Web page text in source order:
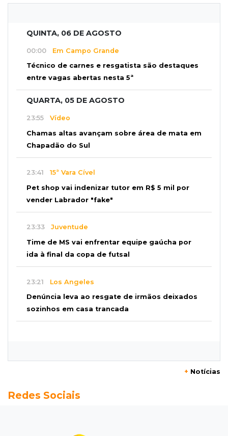
QUINTA, 06 DE AGOSTO
00:00 Em Campo Grande
Técnico de carnes e resgatista são destaques
entre vagas abertas nesta 5ª
QUARTA, 05 DE AGOSTO
23:55 Vídeo
Chamas altas avançam sobre área de mata em
Chapadão do Sul
23:41 15ª Vara Cível
Pet shop vai indenizar tutor em R$ 5 mil por
vender Labrador "fake"
23:33 Juventude
Time de MS vai enfrentar equipe gaúcha por
ida à final da copa de futsal
23:21 Los Angeles
Denúncia leva ao resgate de irmãos deixados
sozinhos em casa trancada
formação de ciclone bomba
23:00Ideb
+ Notícias
Redes Sociais